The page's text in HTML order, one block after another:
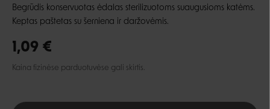
Begrūdis konservuotas ėdalas sterilizuotoms suaugusioms katėms.
Keptas paštetas su šerniena ir daržovėmis.
1,09 €
Kaina fizinėse parduotuvėse gali skirtis.